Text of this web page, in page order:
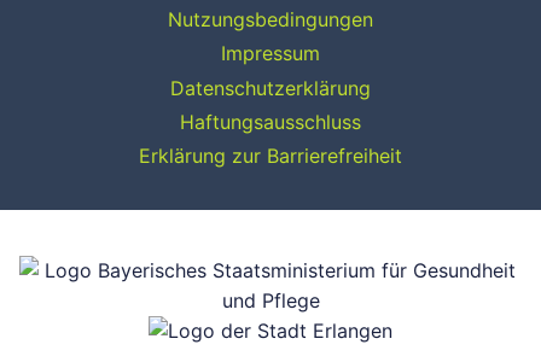
Nutzungsbedingungen
Impressum
Datenschutzerklärung
Haftungsausschluss
Erklärung zur Barrierefreiheit